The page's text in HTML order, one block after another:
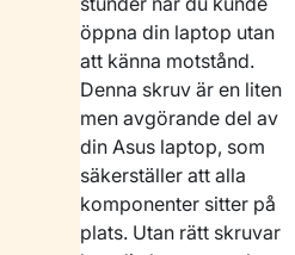
öppna din laptop utan
att känna motstånd.
Denna skruv är en liten
men avgörande del av
din Asus laptop, som
säkerställer att alla
komponenter sitter på
plats. Utan rätt skruvar